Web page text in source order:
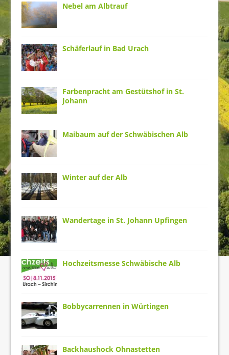
Nebel am Albtrauf
Schäferlauf in Bad Urach
Farbenpracht am Gestütshof in St.
Johann
Maibaum auf der Schwäbischen Alb
Winter auf der Alb
Wandertage in St. Johann Upfingen
Hochzeitsmesse Schwäbische Alb
Bobbycarrennen in Würtingen
Backhaushock Ohnastetten